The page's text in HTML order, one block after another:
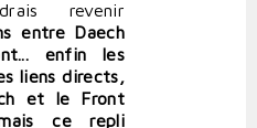
revenir
entre Daech
enfin les
liens directs,
et le Front
ce repli